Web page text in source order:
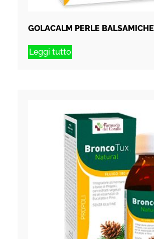
GOLACALM PERLE BALSAMICHE
Leggi tutto